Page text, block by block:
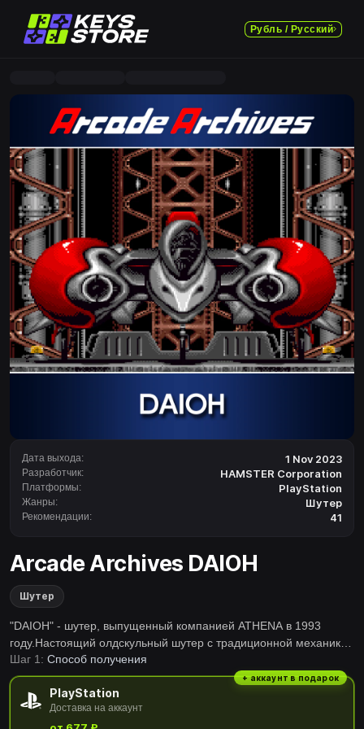
Рубль / Русский
Дата выхода: 1 Nov 2023
Разработчик: HAMSTER Corporation
Платформы: PlayStation
Жанры: Шутер
Рекомендации: 41
Arcade Archives DAIOH
Шутер
"DAIOH" - шутер, выпущенный компанией ATHENA в 1993
году.Настоящий олдскульный шутер с традиционной механикой
и серьезными задачами, по которым так тоскуют поклонники
шутеров.Эта игра включает в себя японскую версию с
двухкнопочным дизайном, в которой игроки переключаются
между оружием, собирая предметы, и международную версию,
Шаг 1: Способ получения
PlayStation
Доставка на аккаунт
+ аккаунт в подарок